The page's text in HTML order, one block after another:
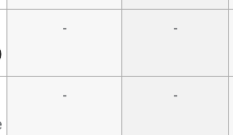
- -
- -